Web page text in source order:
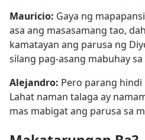
Mauricio: Gaya ng
asa ang masasamang tao,
kamatayan ang parusa ng
silang pag-asang mabuhay
Alejandro: Pero parang hindi
Lahat naman talaga ay
mas mabigat ang parusa sa